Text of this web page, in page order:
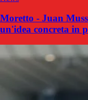
Moretto - Juan
un'idea concreta in